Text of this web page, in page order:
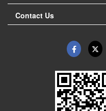
Contact Us